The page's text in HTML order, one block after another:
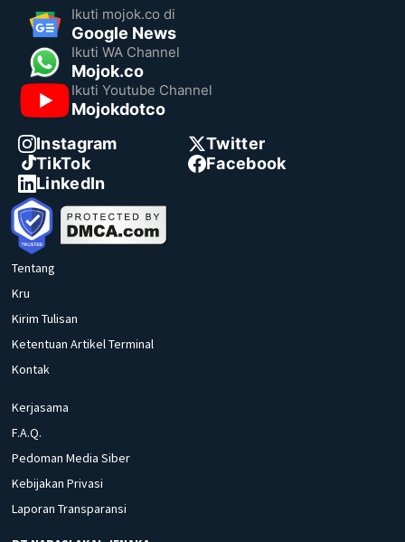
Ikuti mojok.co di
Google News
Ikuti WA Channel
Mojok.co
Ikuti Youtube Channel
Mojokdotco
Instagram
Twitter
TikTok
Facebook
LinkedIn
Tentang
Kru
Kirim Tulisan
Ketentuan Artikel Terminal
Kontak
Kerjasama
F.A.Q.
Pedoman Media Siber
Kebijakan Privasi
Laporan Transparansi